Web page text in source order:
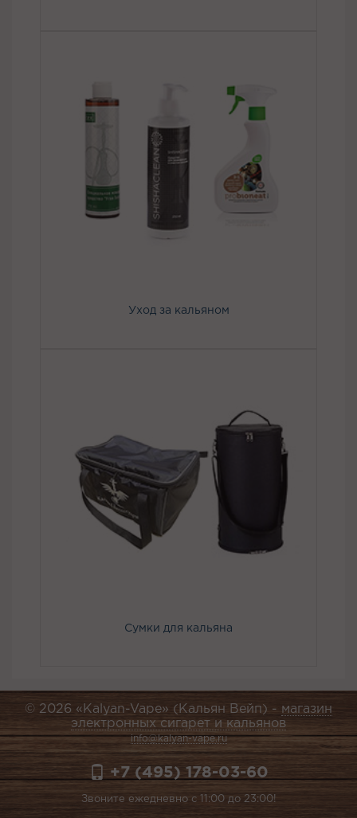
Уход за кальяном
Сумки для кальяна
© 2026 «Kalyan-Vape» (Кальян Вейп) - магазин
электронных сигарет и кальянов
info@kalyan-vape.ru
+7 (495) 178-03-60
Звоните ежедневно с 11:00 до 23:00!